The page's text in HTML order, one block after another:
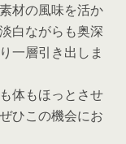
材の風味を活か
白ながらも奥深
一層引き出しま
体もほっとさせ
ひこの機会にお